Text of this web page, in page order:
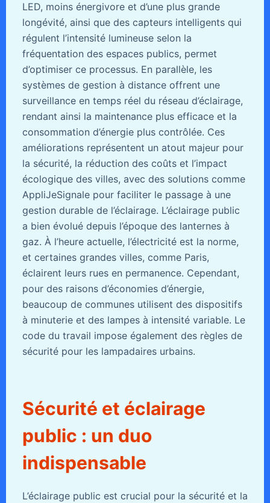
LED, moins énergivore et d’une plus grande
longévité, ainsi que des capteurs intelligents qui
régulent l’intensité lumineuse selon la
fréquentation des espaces publics, permet
d’optimiser ce processus. En parallèle, les
systèmes de gestion à distance offrent une
surveillance en temps réel du réseau d’éclairage,
rendant ainsi la maintenance plus efficace et la
consommation d’énergie plus contrôlée. Ces
améliorations représentent un atout majeur pour
la sécurité, la réduction des coûts et l’impact
écologique des villes, avec des solutions comme
AppliJeSignale pour faciliter le passage à une
gestion durable de l’éclairage. L’éclairage public
a bien évolué depuis l’époque des lanternes à
gaz. À l’heure actuelle, l’électricité est la norme,
et certaines grandes villes, comme Paris,
éclairent leurs rues en permanence. Cependant,
pour des raisons d’économies d’énergie,
beaucoup de communes utilisent des dispositifs
à minuterie et des lampes à intensité variable. Le
code du travail impose également des règles de
sécurité pour les lampadaires urbains.
Sécurité et éclairage
public : un duo
indispensable
L’éclairage public est crucial pour la sécurité et la